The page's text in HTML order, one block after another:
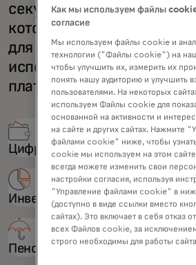
секунды с помощью
которому они могут
для целого ряда случаев
использования при
платежей:
Цифровой кошелёк
Инвестиционный счет
Пенсионный фонд
Как мы используем файлы
согласие
Мы используем файлы cookie и
технологии ("Файлы cookie") на
чтобы улучшить их, измерить их
понять нашу аудиторию и улучшить
пользователями. На некоторых
используем Файлы cookie для
основанной на активности и
на сайте и других сайтах. Нажмите
файлами cookie" ниже, чтобы
cookie мы используем на этом
всегда можете изменить свои
настройки согласия, используя
"Управление файлами cookie" в
(доступно в виде ссылки вместо
сайтах). Это включает в себя отказ
всех Файлов cookie, за
строго необходимы для работы